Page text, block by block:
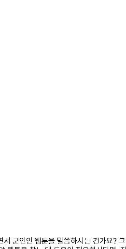
군인인 웹툰을 말씀하시는 건가요?